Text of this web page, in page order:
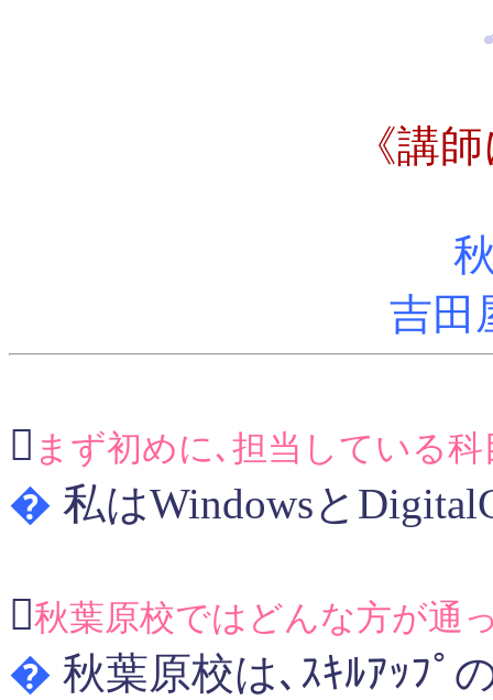
《講
吉田
 まず初めに､担当している
� 私はWindowsと
秋葉原校ではどんな方が通
� 秋葉原校は､ｽｷﾙｱｯﾌﾟ